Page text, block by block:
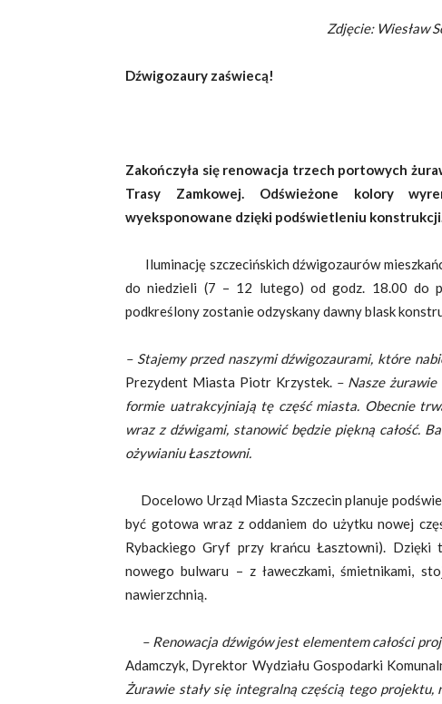
Zdjęcie: Wiesław
Dźwigozaury zaświecą!
Zakończyła się renowacja trzech portowych
Trasy Zamkowej. Odświeżone kolory
wyeksponowane dzięki podświetleniu
Iluminację szczecińskich dźwigozaurów
do niedzieli (7 – 12 lutego) od godz. 18.00 do
podkreślony zostanie odzyskany dawny blask
– Stajemy przed naszymi dźwigozaurami, które
Prezydent Miasta Piotr Krzystek. – Nasze
formie uatrakcyjniają tę część miasta. Obecnie
wraz z dźwigami, stanowić będzie piękną całość.
ożywianiu Łasztowni.
Docelowo Urząd Miasta Szczecin planuje
być gotowa wraz z oddaniem do użytku nowej
Rybackiego Gryf przy krańcu Łasztowni). Dzięki
nowego bulwaru – z ławeczkami, śmietnikami,
nawierzchnią.
– Renowacja dźwigów jest elementem całości
Adamczyk, Dyrektor Wydziału Gospodarki
Żurawie stały się integralną częścią tego projektu,